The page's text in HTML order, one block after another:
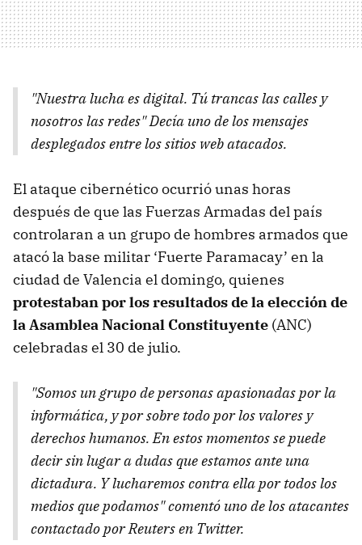
"Nuestra lucha es digital. Tú trancas las calles y
nosotros las redes" Decía uno de los mensajes
desplegados entre los sitios web atacados.
El ataque cibernético ocurrió unas horas
después de que las Fuerzas Armadas del país
controlaran a un grupo de hombres armados que
atacó la base militar ‘Fuerte Paramacay’ en la
ciudad de Valencia el domingo, quienes
protestaban por los resultados de la elección de
la Asamblea Nacional Constituyente (ANC)
celebradas el 30 de julio.
"Somos un grupo de personas apasionadas por la
informática, y por sobre todo por los valores y
derechos humanos. En estos momentos se puede
decir sin lugar a dudas que estamos ante una
dictadura. Y lucharemos contra ella por todos los
medios que podamos" comentó uno de los atacantes
contactado por Reuters en Twitter.